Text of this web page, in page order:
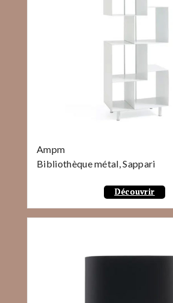
Ampm
Bibliothèque métal, Sappari
Découvrir